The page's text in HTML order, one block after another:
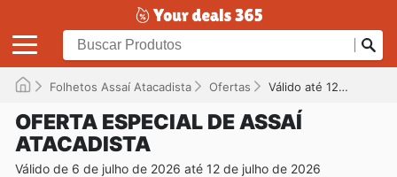
Folhetos Assaí Atacadista Ofertas Válido até 12/07/2026
OFERTA ESPECIAL DE ASSAÍ
ATACADISTA
Válido de 6 de julho de 2026 até 12 de julho de 2026